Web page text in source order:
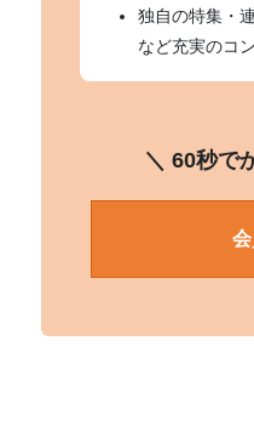
独自の特集・
など充実のコ
＼ 60秒で